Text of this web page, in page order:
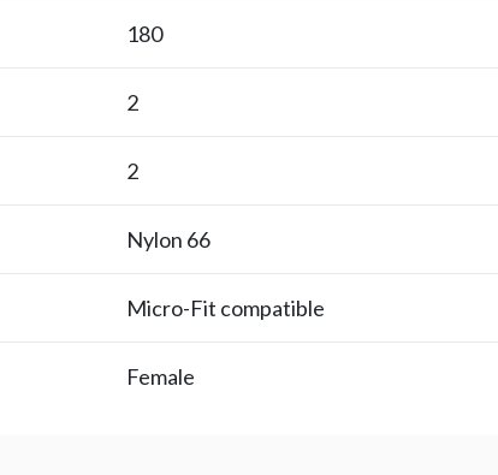
180
2
2
Nylon 66
Micro-Fit compatible
Female